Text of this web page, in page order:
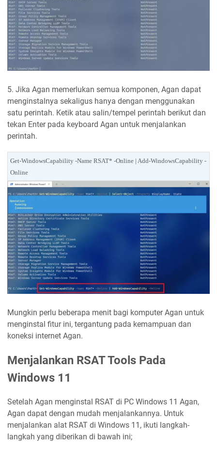
5. Jika Agan memerlukan semua komponen, Agan dapat
menginstalnya sekaligus hanya dengan menggunakan
satu perintah. Ketik atau salin/tempel perintah berikut dan
tekan Enter pada keyboard Agan untuk menjalankan
perintah.
Get-WindowsCapability -Name RSAT* -Online | Add-WindowsCapability -
Online
Mungkin perlu beberapa menit bagi komputer Agan untuk
menginstal fitur ini, tergantung pada kemampuan dan
koneksi internet Agan.
Menjalankan RSAT Tools Pada
Windows 11
Setelah Agan menginstal RSAT di PC Windows 11 Agan,
Agan dapat dengan mudah menjalankannya. Untuk
menjalankan alat RSAT di Windows 11, ikuti langkah-
langkah yang diberikan di bawah ini;